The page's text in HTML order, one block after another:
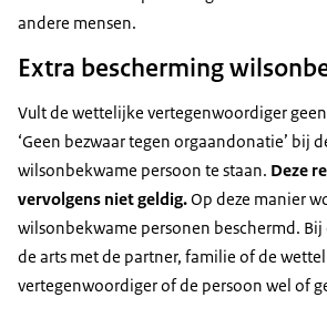
andere mensen.
Extra bescherming
Vult de wettelijke vertegenwoordiger
‘Geen bezwaar tegen orgaandonatie’ bij
wilsonbekwame persoon te staan. Deze
vervolgens niet geldig.Op deze manier
wilsonbekwame personen beschermd.
de arts met de partner, familie of de
vertegenwoordiger of de persoon wel of